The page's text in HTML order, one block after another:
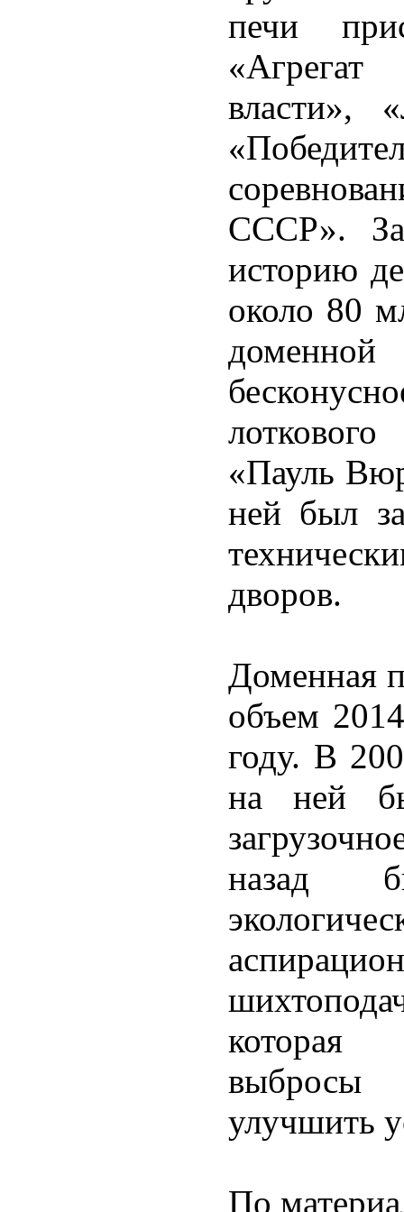
печи
власти»,
СССР».
историю
около 80
«Пауль
ней был
дворов.
Доменная
объем
году. В
на ней
назад
которая
выбросы
улучшить
По